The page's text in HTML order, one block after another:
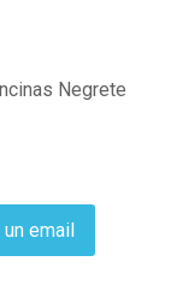
Negrete
un email